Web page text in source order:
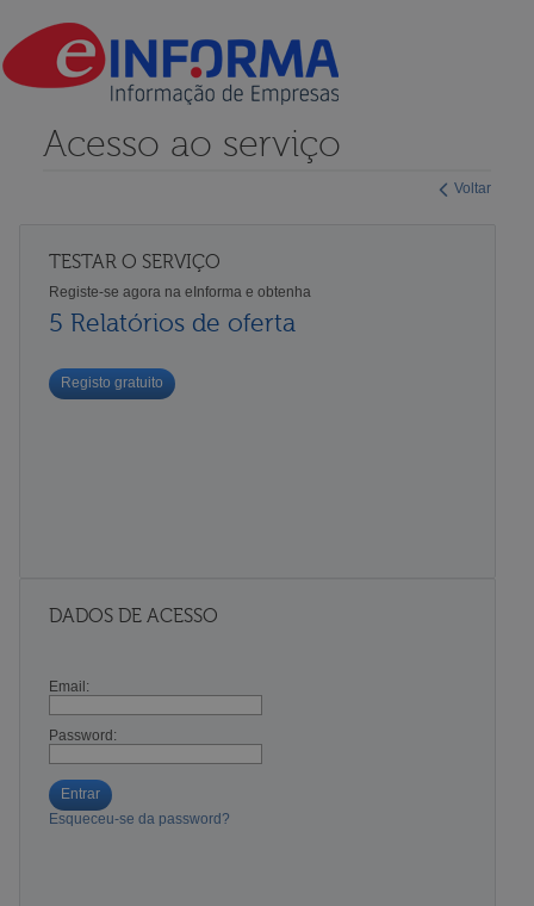
Voltar
Acesso ao serviço
TESTAR O SERVIÇO
Registe-se agora na eInforma e obtenha
5 Relatórios de oferta
Registo gratuito
DADOS DE ACESSO
Email:
Password:
Entrar
Esqueceu-se da password?